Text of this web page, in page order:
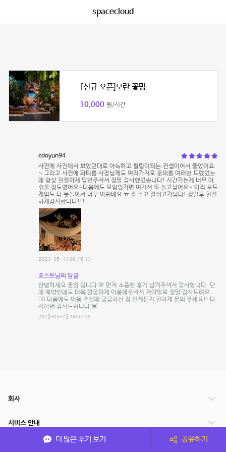
spacecloud
[신규 오픈]모란 꽃멍
10,000 원/시간
cdoyun94
사전에 사진에서 보았던대로 아늑하고 힐링이되는.컨셉이어서 좋았어요
~ 그리고 사전에 파티룸 사장님께도 여러가지로 문의를 여러번 드렸었는
데 항상 친절하게 답변주셔서 정말 감사했었습니다! 시간가는게 너무 아
쉬울 정도였어요~다음에도 모임있가면 여기서 또 놀고싶어요~ 아직 보드
게임도 다 못놀아서 너무 아쉽네요 ㅠ 잘 놀고 잘쉬고가닙다! 정말루 친절
하게감사합니다!!!
2023-05-13 00:16:13
호스트님의 답글
안녕하세요 꽃멍 입니다 🌸 먼저 소중한 후기 남겨주셔서 감사합니다. 단
체 예약인데도 더욱 깔끔하게 이용해주셔서 저야말로 정말 감사드려요
🙇‍♂️ 다음에도 이용 주실때 궁금하신 점 언제든지 편하게 문의 주세요!! 다
시한번 감사드립니다 💓
2023-05-23 18:57:59
더 많은 후기 보기 공유하기
회사
서비스 안내